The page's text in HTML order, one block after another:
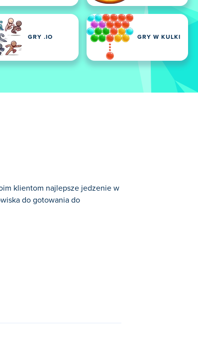
GRY .IO GRY W KULKI
klientom najlepsze jedzenie w
do gotowania do
Podczas realizacji
w mieście?